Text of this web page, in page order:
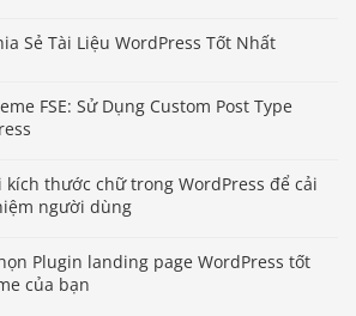
Sẻ Tài Liệu WordPress Tốt Nhất
FSE: Sử Dụng Custom Post Type
kích thước chữ trong WordPress để cải
người dùng
Plugin landing page WordPress tốt
của bạn